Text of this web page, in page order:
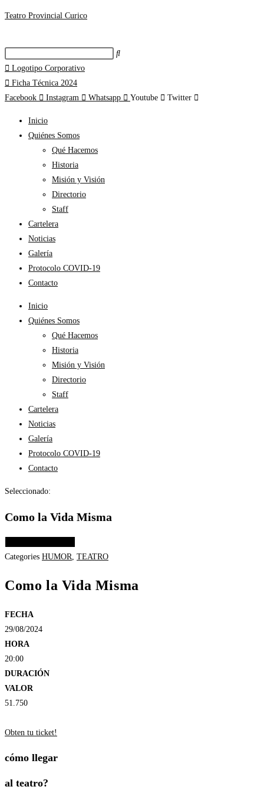
Teatro Provincial Curico
Logotipo Corporativo
Ficha Técnica 2024
Facebook
Instagram Whatsapp Youtube Twitter
Inicio
Quiénes Somos
Qué Hacemos
Historia
Misión y Visión
Directorio
Staff
Cartelera
Noticias
Galería
Protocolo COVID-19
Contacto
Inicio
Quiénes Somos
Qué Hacemos
Historia
Misión y Visión
Directorio
Staff
Cartelera
Noticias
Galería
Protocolo COVID-19
Contacto
Seleccionado:
Como la Vida Misma
Categories HUMOR, TEATRO
Como la Vida Misma
FECHA
29/08/2024
HORA
20:00
DURACIÓN
VALOR
51.750
Obten tu ticket!
cómo llegar
al teatro?